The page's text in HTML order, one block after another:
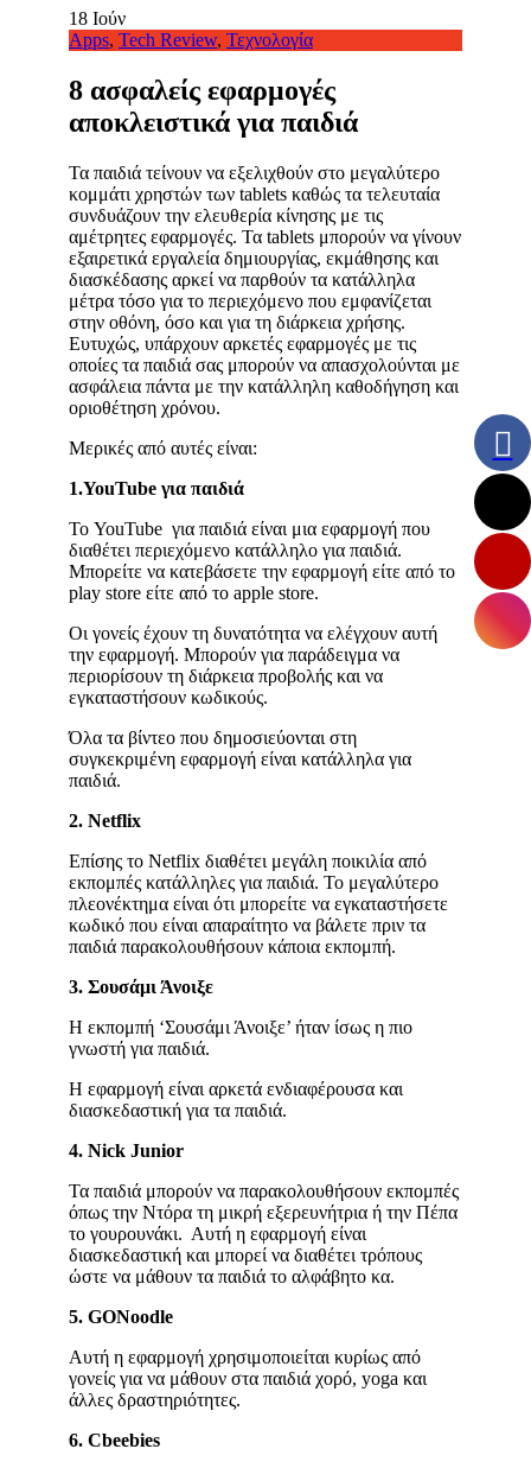
18 Ιούν
Apps, Tech Review, Τεχνολογία
8 ασφαλείς εφαρμογές
αποκλειστικά για παιδιά
Τα παιδιά τείνουν να εξελιχθούν στο μεγαλύτερο
κομμάτι χρηστών των tablets καθώς τα τελευταία
συνδυάζουν την ελευθερία κίνησης με τις
αμέτρητες εφαρμογές. Τα tablets μπορούν να γίνουν
εξαιρετικά εργαλεία δημιουργίας, εκμάθησης και
διασκέδασης αρκεί να παρθούν τα κατάλληλα
μέτρα τόσο για το περιεχόμενο που εμφανίζεται
στην οθόνη, όσο και για τη διάρκεια χρήσης.
Ευτυχώς, υπάρχουν αρκετές εφαρμογές με τις
οποίες τα παιδιά σας μπορούν να απασχολούνται με
ασφάλεια πάντα με την κατάλληλη καθοδήγηση και
οριοθέτηση χρόνου.
Μερικές από αυτές είναι:
1.YouTube για παιδιά
Το YouTube για παιδιά είναι μια εφαρμογή που
διαθέτει περιεχόμενο κατάλληλο για παιδιά.
Μπορείτε να κατεβάσετε την εφαρμογή είτε από το
play store είτε από το apple store.
Οι γονείς έχουν τη δυνατότητα να ελέγχουν αυτή
την εφαρμογή. Μπορούν για παράδειγμα να
περιορίσουν τη διάρκεια προβολής και να
εγκαταστήσουν κωδικούς.
Όλα τα βίντεο που δημοσιεύονται στη
συγκεκριμένη εφαρμογή είναι κατάλληλα για
παιδιά.
2. Netflix
Επίσης το Netflix διαθέτει μεγάλη ποικιλία από
εκπομπές κατάλληλες για παιδιά. Το μεγαλύτερο
πλεονέκτημα είναι ότι μπορείτε να εγκαταστήσετε
κωδικό που είναι απαραίτητο να βάλετε πριν τα
παιδιά παρακολουθήσουν κάποια εκπομπή.
3. Σουσάμι Άνοιξε
Η εκπομπή ‘Σουσάμι Άνοιξε’ ήταν ίσως η πιο
γνωστή για παιδιά.
Η εφαρμογή είναι αρκετά ενδιαφέρουσα και
διασκεδαστική για τα παιδιά.
4. Nick Junior
Τα παιδιά μπορούν να παρακολουθήσουν εκπομπές
όπως την Ντόρα τη μικρή εξερευνήτρια ή την Πέπα
το γουρουνάκι. Αυτή η εφαρμογή είναι
διασκεδαστική και μπορεί να διαθέτει τρόπους
ώστε να μάθουν τα παιδιά το αλφάβητο κα.
5. GONoodle
Αυτή η εφαρμογή χρησιμοποιείται κυρίως από
γονείς για να μάθουν στα παιδιά χορό, yoga και
άλλες δραστηριότητες.
6. Cbeebies